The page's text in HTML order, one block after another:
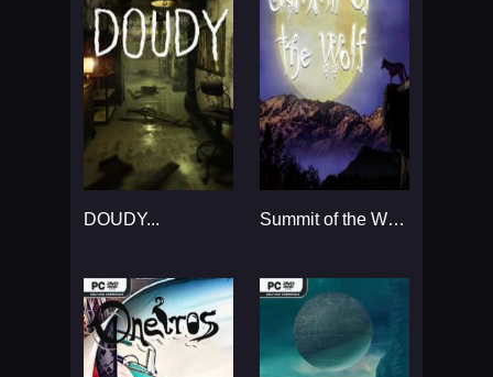
DOUDY... Summit of the Wolf...